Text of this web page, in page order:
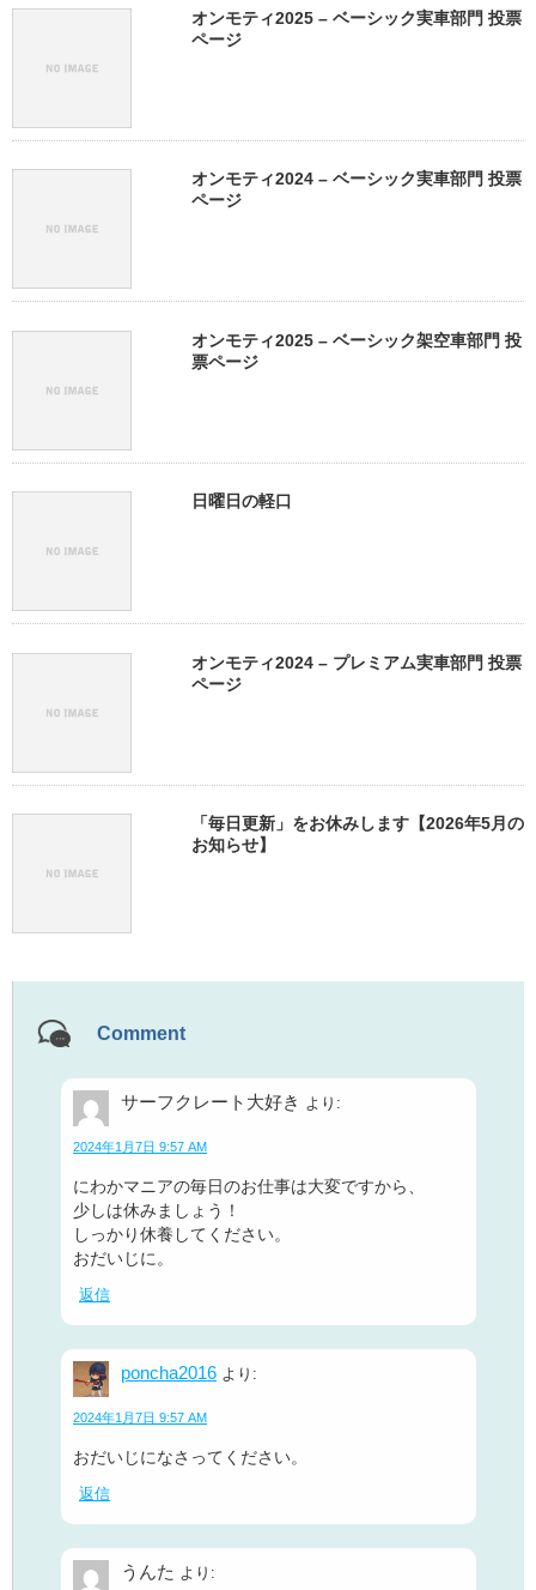
オンモティ2025 – ベーシック実車部門 投票
ページ
オンモティ2024 – ベーシック実車部門 投票
ページ
オンモティ2025 – ベーシック架空車部門 投
票ページ
日曜日の軽口
オンモティ2024 – プレミアム実車部門 投票
ページ
「毎日更新」をお休みします【2026年5月の
お知らせ】
Comment
サーフクレート大好き より:
2024年1月7日 9:57 AM
にわかマニアの毎日のお仕事は大変ですから、
少しは休みましょう！
しっかり休養してください。
おだいじに。
返信
poncha2016 より:
2024年1月7日 9:57 AM
おだいじになさってください。
返信
うんた より: